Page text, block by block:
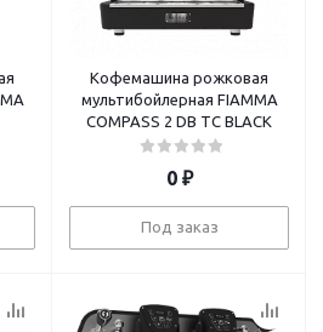
Кофемашина рожковая
мультибойлерная FIAMMA
COMPASS 2 DB TC BLACK
0₽
Под заказ